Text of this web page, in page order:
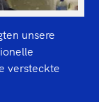
unsere
versteckte